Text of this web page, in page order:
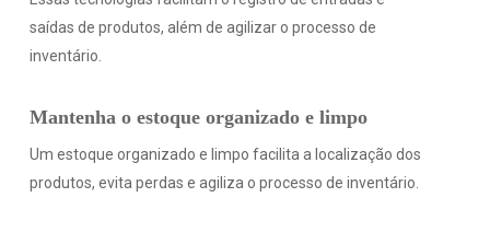
saídas de produtos, além de agilizar o processo de
inventário.
Mantenha o estoque organizado e limpo
Um estoque organizado e limpo facilita a localização dos
produtos, evita perdas e agiliza o processo de inventário.